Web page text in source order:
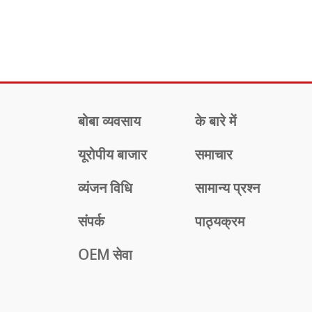
बोबा व्यवसाय
के बारे में
यूरोपीय बाजार
समाचार
व्यंजन विधि
सामान्य प्रश्न
संपर्क
पाठ्यक्रम
OEM सेवा